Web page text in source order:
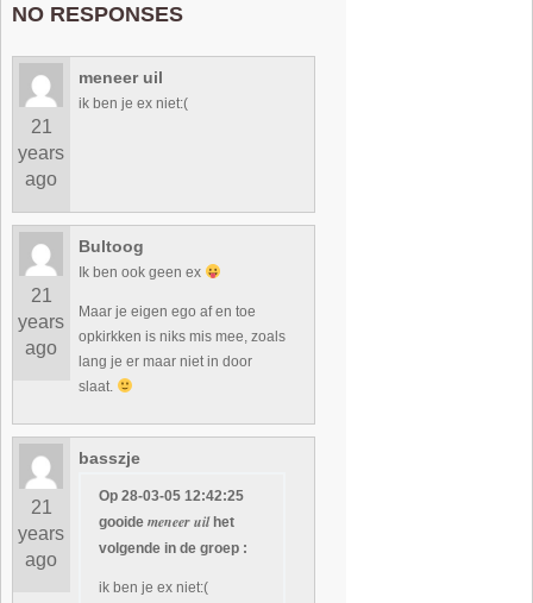
NO RESPONSES
21
years
ago
meneer uil
ik ben je ex niet:(
21
years
ago
Bultoog
Ik ben ook geen ex
Maar je eigen ego af en toe
opkirkken is niks mis mee, zoals
lang je er maar niet in door
slaat.
21
years
ago
basszje
Op 28-03-05 12:42:25
gooidemeneer uil het
volgende in de groep :
ik ben je ex niet:(